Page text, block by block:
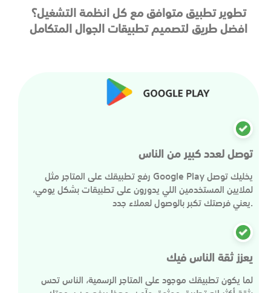
تطوير تطبيق متوافق مع كل انظمة التشغيل؟
افضل طريق لتصميم تطبيقات الجوال المتكامل
توصل لعدد كبير من الناس
رفع تطبيقك على المتاجر مثل Google Play يخليك توصل
لملايين المستخدمين اللي يدورون على تطبيقات بشكل يومي،
يعني فرصتك تكبر بالوصول لعملاء جدد.
يعزز ثقة الناس فيك
لما يكون تطبيقك موجود على المتاجر الرسمية، الناس تحس